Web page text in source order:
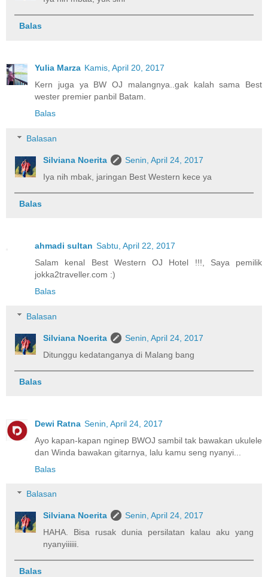
Balas
Yulia Marza Kamis, April 20, 2017
Kern juga ya BW OJ malangnya..gak kalah sama Best
wester premier panbil Batam.
Balas
Balasan
Silviana Noerita
Senin, April 24, 2017
Iya nih mbak, jaringan Best Western kece ya
Balas
ahmadi sultan Sabtu, April 22, 2017
Salam kenal Best Western OJ Hotel !!!, Saya pemilik
jokka2traveller.com :)
Balas
Balasan
Silviana Noerita
Senin, April 24, 2017
Ditunggu kedatanganya di Malang bang
Balas
Dewi Ratna Senin, April 24, 2017
Ayo kapan-kapan nginep BWOJ sambil tak bawakan ukulele
dan Winda bawakan gitarnya, lalu kamu seng nyanyi...
Balas
Balasan
Silviana Noerita
Senin, April 24, 2017
HAHA. Bisa rusak dunia persilatan kalau aku yang
nyanyiiiiii.
Balas